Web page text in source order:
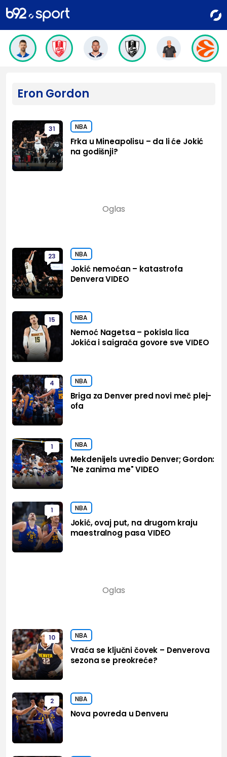
Eron Gordon
31 NBA
Frka u Mineapolisu – da li će Jokić
na godišnji?
23 NBA
Jokić nemoćan – katastrofa
Denvera VIDEO
15 NBA
Nemoć Nagetsa – pokisla lica
Jokića i saigrača govore sve VIDEO
4 NBA
Briga za Denver pred novi meč plej-
ofa
1 NBA
Mekdenijels uvredio Denver; Gordon:
"Ne zanima me" VIDEO
1 NBA
Jokić, ovaj put, na drugom kraju
maestralnog pasa VIDEO
10 NBA
Vraća se ključni čovek – Denverova
sezona se preokreće?
2 NBA
Nova povreda u Denveru